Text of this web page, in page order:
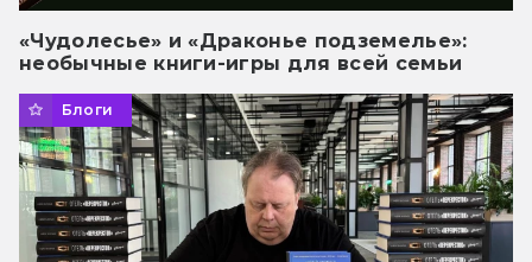
«Чудолесье» и «Драконье подземелье»:
необычные книги-игры для всей семьи
Блоги